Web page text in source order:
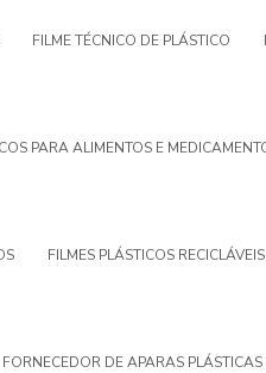
FILME TÉCNICO DE PLÁSTICO
PARA ALIMENTOS E
FILMES PLÁSTICOS
FORNECEDOR DE APARAS PLÁSTICAS